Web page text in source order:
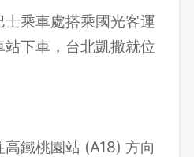
乘車處搭乘國光客運
下車，台北凱撒就位
鐵桃園站 (A18) 方向